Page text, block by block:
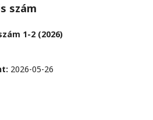
szám
1-2 (2026)
2026-05-26